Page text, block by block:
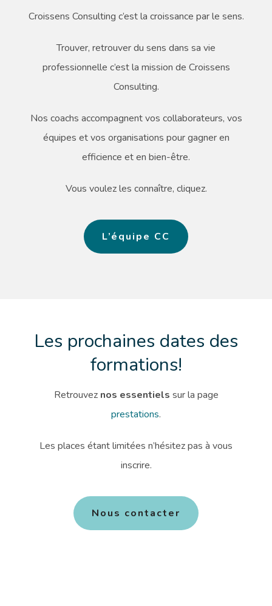
Croissens Consulting c’est la croissance par le sens.
Trouver, retrouver du sens dans sa vie
professionnelle c’est la mission de Croissens
Consulting.
Nos coachs accompagnent vos collaborateurs, vos
équipes et vos organisations pour gagner en
efficience et en bien-être.
Vous voulez les connaître, cliquez.
L’équipe CC
Les prochaines dates des
formations!
Retrouvez nos essentiels sur la page
prestations.
Les places étant limitées n’hésitez pas à vous
inscrire.
Nous contacter